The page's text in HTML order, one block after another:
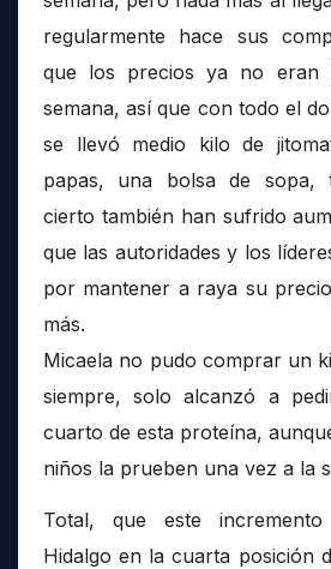
regularmente hace sus
que los precios ya no eran
semana, así que con todo el
se llevó medio kilo de
papas, una bolsa de sopa,
cierto también han sufrido
que las autoridades y los
por mantener a raya su
más.
Micaela no pudo comprar un
siempre, solo alcanzó a
cuarto de esta proteína,
niños la prueben una vez a la
Total, que este
Hidalgo en la cuarta posición